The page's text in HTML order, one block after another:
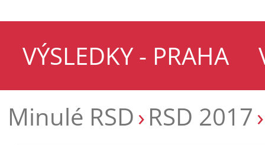
VÝSLEDKY - PRAHA
Minulé RSD RSD 2017